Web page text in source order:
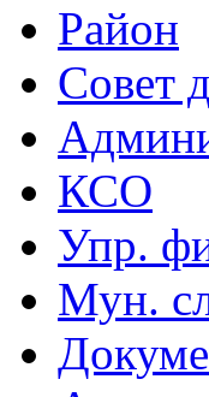
Район
Совет
КСО
Упр.
Мун.